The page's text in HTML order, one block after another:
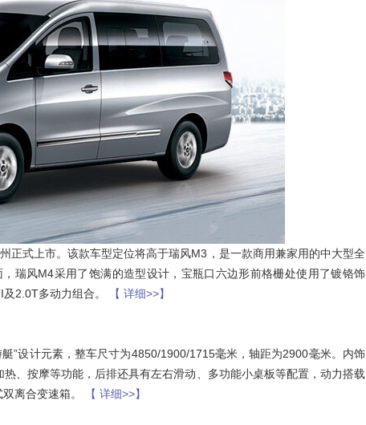
正式上市。该款车型定位将高于瑞风M3，是一款商用兼家用的中大型全
瑞风M4采用了饱满的造型设计，宝瓶口六边形前格栅处使用了镀铬饰
2.0T多动力组合。
【 详细>>】
”设计元素，整车尺寸为4850/1900/1715毫米，轴距为2900毫米。内饰
、按摩等功能，后排还具有左右滑动、多功能小桌板等配置，动力搭载
离合变速箱。
【 详细>>】
创星地板 400-0519-398